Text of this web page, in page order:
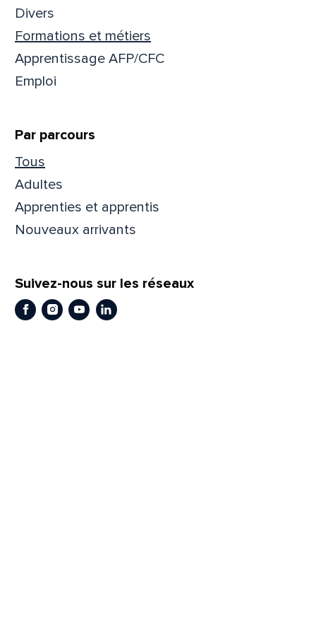
Divers
Formations et métiers
Apprentissage AFP/CFC
Emploi
Par parcours
Tous
Adultes
Apprenties et apprentis
Nouveaux arrivants
Suivez-nous sur les réseaux
Facebook
Instagram
YoutubeLinkedIn